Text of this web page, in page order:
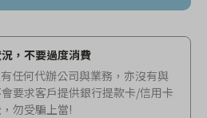
，不要過度消費
任何代辦公司與業務，亦沒有與
要求客戶提供銀行提款卡/信用卡
勿受騙上當!